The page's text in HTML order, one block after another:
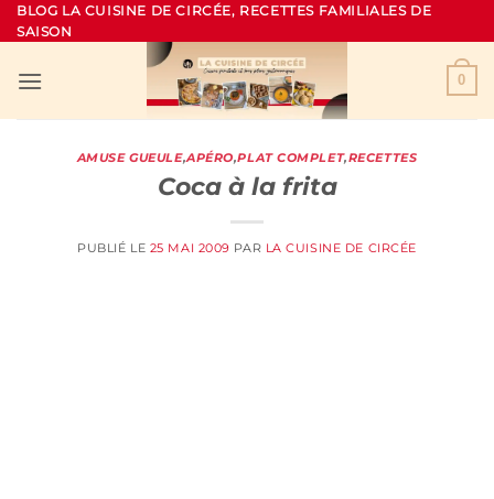
Passer
au
BLOG LA CUISINE DE CIRCÉE, RECETTES FAMILIALES DE
SAISON
0
AMUSE GUEULE,APÉRO,PLAT COMPLET,RECETTES
Coca à la frita
PUBLIÉ LE 25 MAI 2009 PAR LA CUISINE DE CIRCÉE